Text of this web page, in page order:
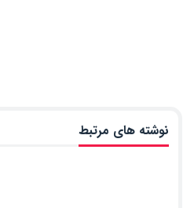
نوشته های مرتبط